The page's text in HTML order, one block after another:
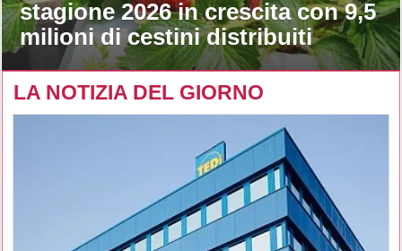
stagione 2026 in crescita con 9,5
milioni di cestini distribuiti
LA NOTIZIA DEL GIORNO